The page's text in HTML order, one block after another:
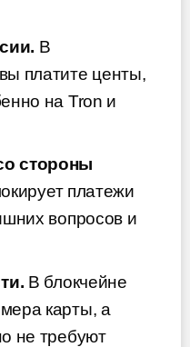
В
платите центы,
на Tron и
стороны
платежи
вопросов и
В блокчейне
карты, а
не требуют